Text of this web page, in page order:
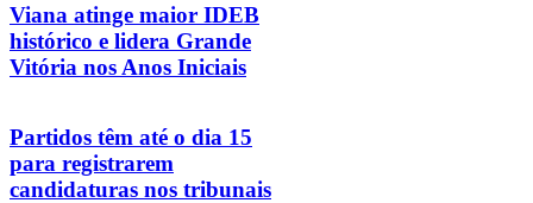
Viana atinge maior IDEB
histórico e lidera Grande
Vitória nos Anos Iniciais
Partidos têm até o dia 15
para registrarem
candidaturas nos tribunais